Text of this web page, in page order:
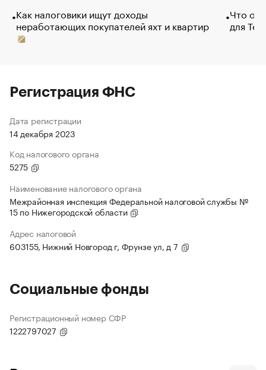
Как налоговики ищут доходы
неработающих покупателей яхт и квартир
Что
для
Регистрация ФНС
Дата регистрации
14 декабря 2023
Код налогового органа
5275
Наименование налогового органа
Межрайонная инспекция Федеральной налоговой службы №
15 по Нижегородской области
Адрес налоговой
603155, Нижний Новгород г, Фрунзе ул, д 7
Социальные фонды
Регистрационный номер СФР
1222797027